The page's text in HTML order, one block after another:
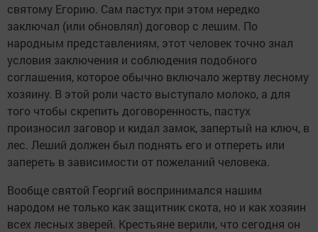
святому Егорию. Сам пастух при этом нередко
заключал (или обновлял) договор с лешим. По
народным представлениям, этот человек точно знал
условия заключения и соблюдения подобного
соглашения, которое обычно включало жертву лесному
хозяину. В этой роли часто выступало молоко, а для
того чтобы скрепить договоренность, пастух
произносил заговор и кидал замок, запертый на ключ, в
лес. Леший должен был поднять его и отпереть или
запереть в зависимости от пожеланий человека.
Вообще святой Георгий воспринимался нашим
народом не только как защитник скота, но и как хозяин
всех лесных зверей. Крестьяне верили, что сегодня он